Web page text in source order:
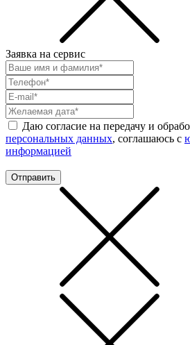
Заявка на сервис
Даю согласие на передачу и
персональных данных, соглашаюсь с
информацией
Отправить